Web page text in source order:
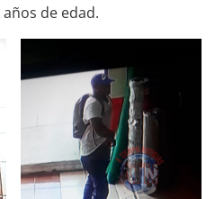
años de edad.